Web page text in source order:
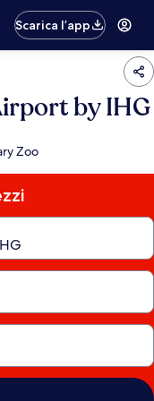
Scarica l’app
by IHG
Zoo